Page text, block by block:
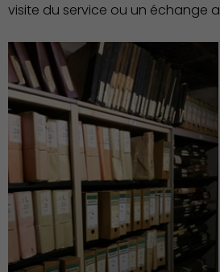
visite du service ou un échange